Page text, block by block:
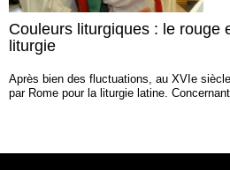
Couleurs liturgiques : le rouge
liturgie
Après bien des fluctuations, au XVIe
par Rome pour la liturgie latine.